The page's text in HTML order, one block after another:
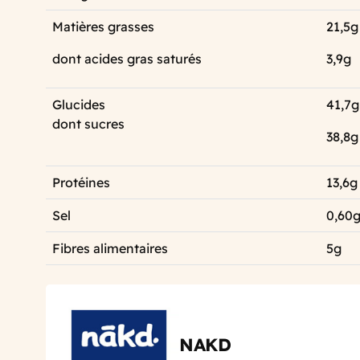
Matières grasses
dont acides gras saturés
21,5g
3,9g
Glucides
dont sucres
41,7g
38,8g
Protéines 13,6g
Sel 0,60g
Fibres alimentaires 5g
NAKD